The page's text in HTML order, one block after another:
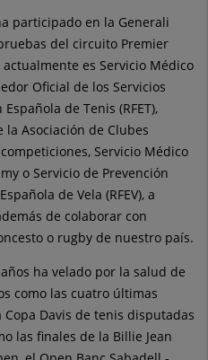
participado en la Generali
del circuito Premier
es Servicio Médico
Oficial de los Servicios
de Tenis (RFET),
la Asociación de Clubes
Servicio Médico
o Servicio de Prevención
de Vela (RFEV), a
de colaborar con
o rugby de nuestro país.
ha velado por la salud de
como las cuatro últimas
Davis de tenis disputadas
las finales de la Billie Jean